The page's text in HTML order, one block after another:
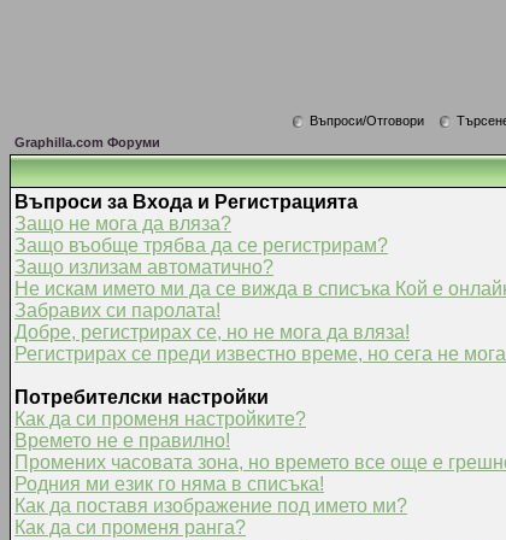
Въпроси/Отговори
Graphilla.com Форуми
Въпроси за Входа и Регистрацията
Защо не мога да вляза?
Защо въобще трябва да се регистрирам?
Защо излизам автоматично?
Не искам името ми да се вижда в списъка Кой е
Забравих си паролата!
Добре, регистрирах се, но не мога да вляза!
Регистрирах се преди известно време, но сега не
Потребителски настройки
Как да си променя настройките?
Времето не е правилно!
Промених часовата зона, но времето все още е
Родния ми език го няма в списъка!
Как да поставя изображение под името ми?
Как да си променя ранга?